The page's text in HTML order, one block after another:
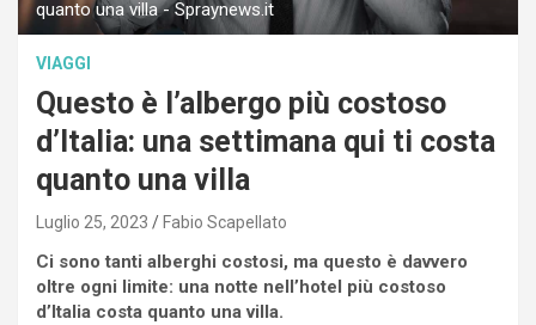
quanto una villa - Spraynews.it
VIAGGI
Questo è l’albergo più costoso
d’Italia: una settimana qui ti costa
quanto una villa
Luglio 25, 2023 Fabio Scapellato
Ci sono tanti alberghi costosi, ma questo è davvero
oltre ogni limite: una notte nell’hotel più costoso
d’Italia costa quanto una villa.